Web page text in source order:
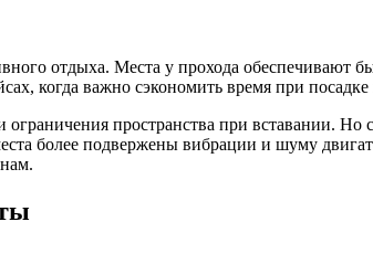
отдыха. Места у прохода обеспечивают
когда важно сэкономить время при
ограничения пространства при вставании.
более подвержены вибрации и шуму